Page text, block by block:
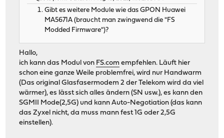
Gibt es weitere Module wie das GPON Huawei
MA5671A (braucht man zwingwend die "FS
Modded Firmware")?
Hallo,
ich kann das Modul von FS.com empfehlen. Läuft hier
schon eine ganze Weile problemfrei, wird nur Handwarm
(Das original Glasfasermodem 2 der Telekom wird da viel
wärmer), es lässt sich alles ändern (SN usw.), es kann den
SGMII Mode(2,5G) und kann Auto-Negotiation (das kann
das Zyxel nicht, da muss mann fest 1G oder 2,5G
einstellen).